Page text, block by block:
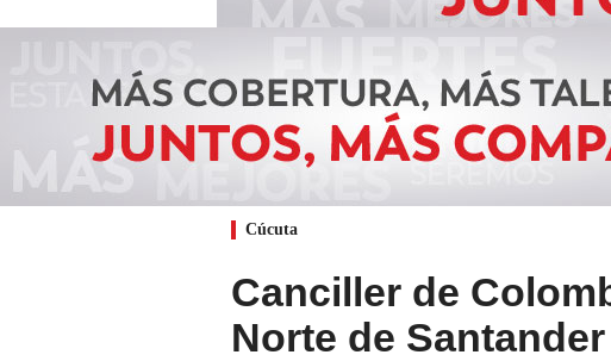
Cúcuta
Canciller de
Norte de